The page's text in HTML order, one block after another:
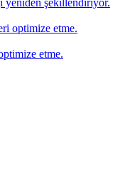
yeniden şekillendiriyor.
optimize etme.
etme.